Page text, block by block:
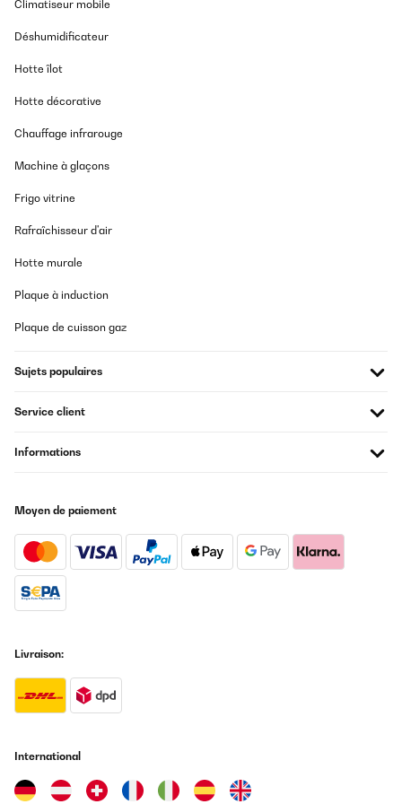
salons ou même les petits bureaux.
Ces caves peuvent contenir généralement de 20 à
fonctionnalités supplémentaires telles que des
zones de température distinctes.
connaisseurs, les grands modèles avec une
capacité de plus de 50 bouteilles sont le choix
souvent des extras luxueux comme des portes en
précieux et un fonctionnement particulièrement
Ces modèles (par exemple, cave à vin autonome à
deux zones) sont idéaux pour les amateurs de vin
qui stockent à la fois du vin blanc et du vin rouge.
Chaque zone peut être réglée indépendamment
pour garantir la température optimale pour
Modèles design
Pour ceux qui attachent autant d'importance à
caves à vin au design exclusif. Qu'elles soient
modernes avec de l'acier inoxydable et du verre ou
Climatiseur mobile
Déshumidificateur
Hotte îlot
Hotte décorative
Chauffage infrarouge
Machine à glaçons
Frigo vitrine
Rafraîchisseur d'air
Hotte murale
Plaque à induction
Plaque de cuisson gaz
Sujets populaires
Service client
Informations
Moyen de paiement
Livraison:
International